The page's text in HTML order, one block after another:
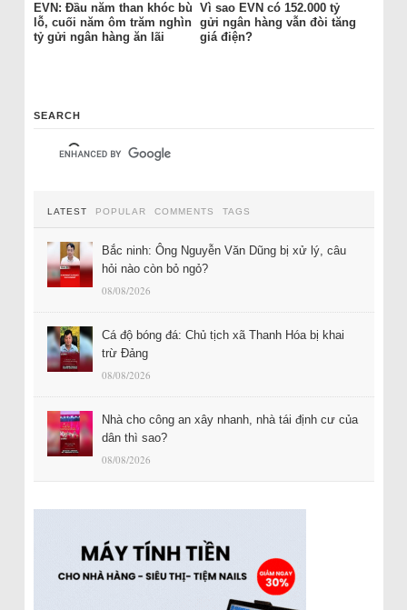
EVN: Đầu năm than khóc bù
lỗ, cuối năm ôm trăm nghìn
tỷ gửi ngân hàng ăn lãi
Vì sao EVN có 152.000 tỷ
gửi ngân hàng vẫn đòi tăng
giá điện?
SEARCH
LATEST POPULAR COMMENTS TAGS
Bắc ninh: Ông Nguyễn Văn Dũng bị xử lý, câu
hỏi nào còn bỏ ngỏ?
08/08/2026
Cá độ bóng đá: Chủ tịch xã Thanh Hóa bị khai
trừ Đảng
08/08/2026
Nhà cho công an xây nhanh, nhà tái định cư của
dân thì sao?
08/08/2026